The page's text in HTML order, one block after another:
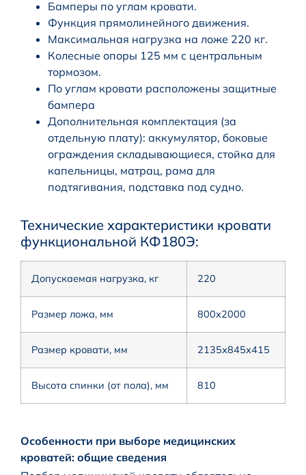
Бамперы по углам кровати.
Функция прямолинейного движения.
Максимальная нагрузка на ложе 220 кг.
Колесные опоры 125 мм с центральным
тормозом.
По углам кровати расположены защитные
бампера
Дополнительная комплектация (за
отдельную плату): аккумулятор, боковые
ограждения складывающиеся, стойка для
капельницы, матрац, рама для
подтягивания, подставка под судно.
Технические характеристики кровати
функциональной КФ180Э:
Допускаемая нагрузка, кг 220
Размер ложа, мм 800х2000
Размер кровати, мм 2135х845х415
Высота спинки (от пола), мм 810
Особенности при выборе медицинских
кроватей: общие сведения